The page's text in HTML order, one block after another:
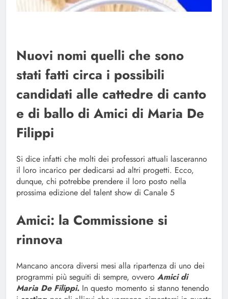
Nuovi nomi quelli che sono
stati fatti circa i possibili
candidati alle cattedre di canto
e di ballo di Amici di Maria De
Filippi
Si dice infatti che molti dei professori attuali lasceranno
il loro incarico per dedicarsi ad altri progetti. Ecco,
dunque, chi potrebbe prendere il loro posto nella
prossima edizione del talent show di Canale 5
Amici: la Commissione si
rinnova
Mancano ancora diversi mesi alla ripartenza di uno dei
programmi più seguiti di sempre, ovvero Amici di
Maria De Filippi. In questo momento si stanno tenendo